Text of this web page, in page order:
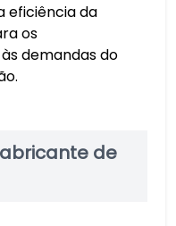
eficiência da
os
demandas do
de